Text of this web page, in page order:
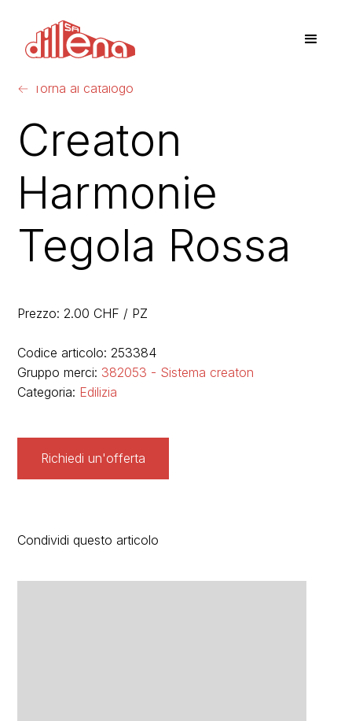
← Torna al catalogo
Creaton
Harmonie
Tegola Rossa
Prezzo: 2.00 CHF / PZ
Codice articolo: 253384
Gruppo merci: 382053 - Sistema creaton
Categoria: Edilizia
Richiedi un'offerta
Condividi questo articolo